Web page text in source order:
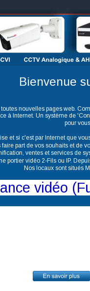
Bienvenue
nouvelles pages web.
à Internet. Un système de
pour
et si c'est par Internet que
part de vos souhaits et de
ventes et services de
portier vidéo 2-Fils ou IP.
Nos locaux sont situés
vidéo